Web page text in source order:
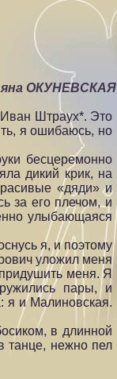
ОКУНЕВСКАЯ
Иван Штраух*. Это
я ошибаюсь, но
бесцеремонно
дикий крик, на
«дяди» и
за его плечом, и
улыбающаяся
я, и поэтому
уложил меня
придушить меня. Я
пары, и
я и Малиновская.
в длинной
танце, нежно пел